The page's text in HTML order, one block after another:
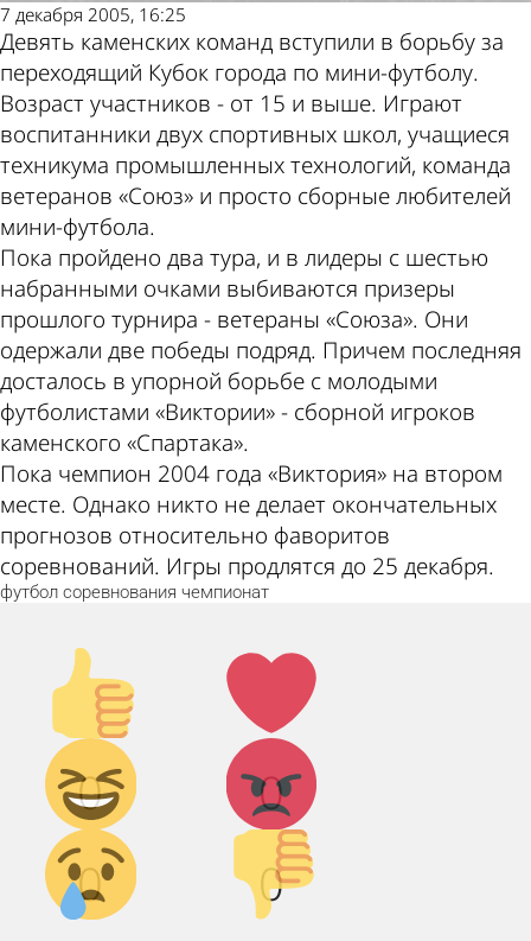
7 декабря 2005, 16:25
Девять каменских команд вступили в борьбу за
переходящий Кубок города по мини-футболу.
Возраст участников - от 15 и выше. Играют
воспитанники двух спортивных школ, учащиеся
техникума промышленных технологий, команда
ветеранов «Союз» и просто сборные любителей
мини-футбола.
Пока пройдено два тура, и в лидеры с шестью
набранными очками выбиваются призеры
прошлого турнира - ветераны «Союза». Они
одержали две победы подряд. Причем последняя
досталось в упорной борьбе с молодыми
футболистами «Виктории» - сборной игроков
каменского «Спартака».
Пока чемпион 2004 года «Виктория» на втором
месте. Однако никто не делает окончательных
прогнозов относительно фаворитов
соревнований. Игры продлятся до 25 декабря.
футбол соревнования чемпионат
Палец
вверх!
0
Лайк!
0
Дикий
смех!
0
Агрессия!
0
Грусть :(
Палец
вниз!